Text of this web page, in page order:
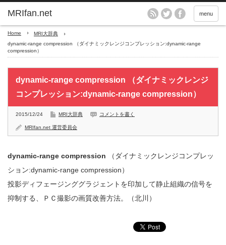
MRIfan.net menu
Home
MRI大辞典
dynamic-range compression （ダイナミックレンジコンプレッション:dynamic-range
compression）
dynamic-range compression （ダイナミックレンジ
コンプレッション:dynamic-range compression）
2015/12/24 MRI大辞典 コメントを書く
MRIfan.net 運営委員会
dynamic-range compression （ダイナミックレンジコンプレッ
ション:dynamic-range compression）
投影ディフェージンググラジェントを印加して静止組織の信号を
抑制する、ＰＣ撮影の画質改善方法。（北川）